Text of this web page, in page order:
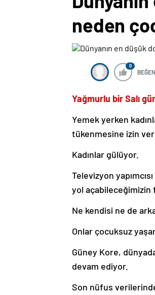
neden
0
Yağmurlu bir Salı
Yemek yerken
tükenmesine izin
Kadınlar gülüyor.
Televizyon
yol açabileceğimizin
Ne kendisi ne de
Onlar çocuksuz
Güney Kore,
devam ediyor.
Son nüfus